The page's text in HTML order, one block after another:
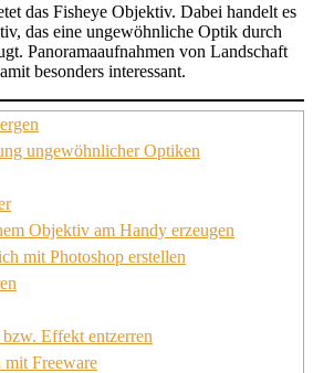
das Fisheye Objektiv. Dabei handelt es
das eine ungewöhnliche Optik durch
Panoramaaufnahmen von Landschaft
besonders interessant.
ungewöhnlicher Optiken
Objektiv am Handy erzeugen
mit Photoshop erstellen
Effekt entzerren
mit Freeware